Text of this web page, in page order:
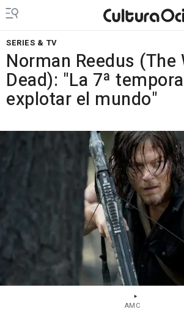
SERIES & TV
Norman Reedus (The
Dead): "La 7ª
explotar el mundo"
AMC